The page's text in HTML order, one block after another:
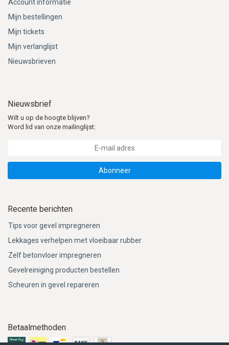
Account informatie
Mijn bestellingen
Mijn tickets
Mijn verlanglijst
Nieuwsbrieven
Nieuwsbrief
Wilt u op de hoogte blijven?
Word lid van onze mailinglijst:
Abonneer
Recente berichten
Tips voor gevel impregneren
Lekkages verhelpen met vloeibaar rubber
Zelf betonvloer impregneren
Gevelreiniging producten bestellen
Scheuren in gevel repareren
Betaalmethoden